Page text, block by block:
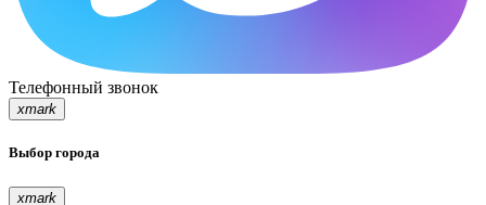
Телефонный звонок
xmark
Выбор города
xmark